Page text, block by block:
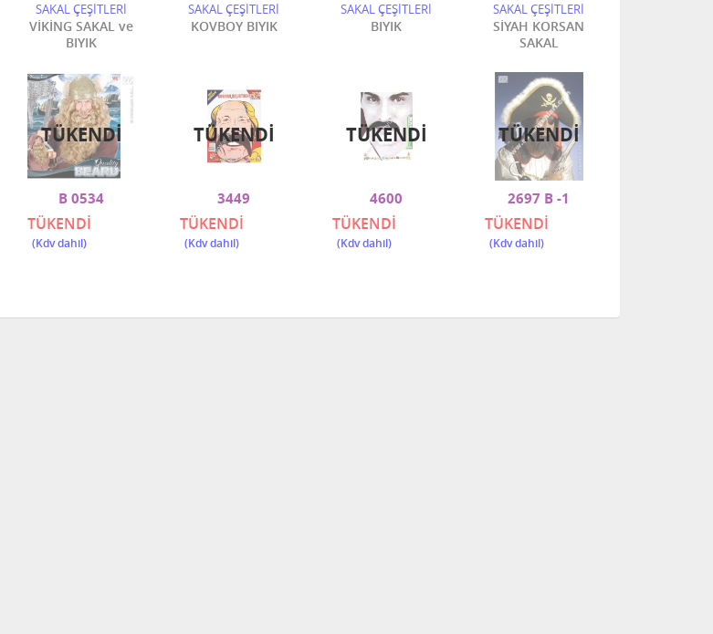
SAKAL ÇEŞİTLERİ
VİKİNG SAKAL ve
BIYIK
B 0534
TÜKENDİ
TÜKENDI
SAKAL ÇEŞİTLERİ
KOVBOY BIYIK
3449
TÜKENDİ
TÜKENDI
SAKAL ÇEŞİTLERİ
BIYIK
4600
TÜKENDİ
TÜKENDI
SAKAL ÇEŞİTLERİ
SİYAH KORSAN
SAKAL
2697 B -1
TÜKENDİ
TÜKENDI